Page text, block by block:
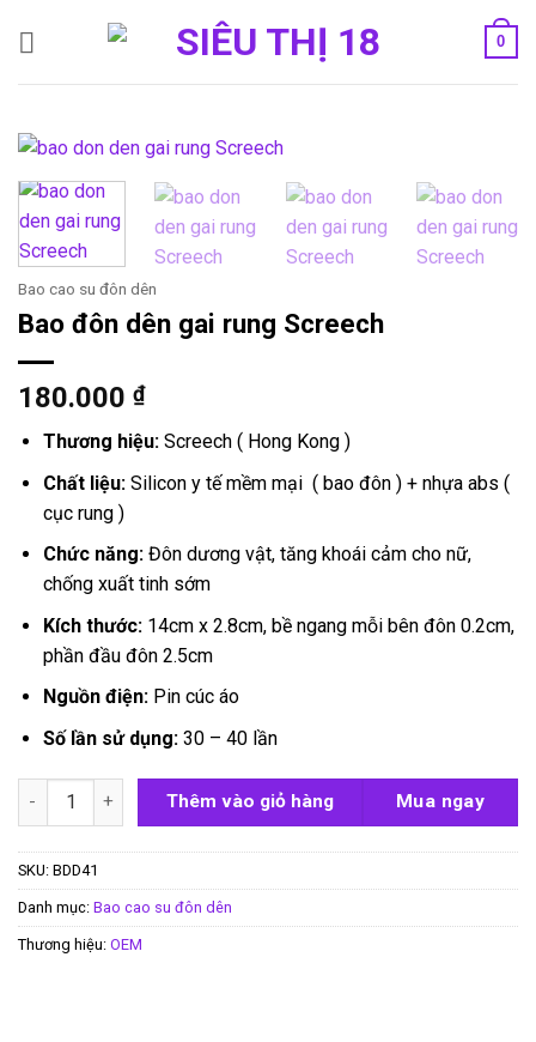
0
Bao cao su đôn dên
Bao đôn dên gai rung Screech
180.000 ₫
Thương hiệu: Screech ( Hong Kong )
Chất liệu: Silicon y tế mềm mại ( bao đôn ) + nhựa abs (
cục rung )
Chức năng: Đôn dương vật, tăng khoái cảm cho nữ,
chống xuất tinh sớm
Kích thước:14cm x 2.8cm, bề ngang mỗi bên đôn 0.2cm,
phần đầu đôn 2.5cm
Nguồn điện: Pin cúc áo
Số lần sử dụng:30 – 40 lần
Bao đôn dên gai rung Screech số lượng
Thêm vào giỏ hàng Mua ngay
SKU: BDD41
Danh mục: Bao cao su đôn dên
Thương hiệu: OEM